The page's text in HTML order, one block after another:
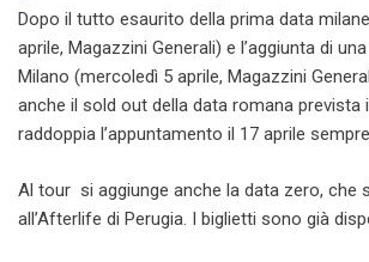
Dopo il tutto esaurito della prima data
aprile, Magazzini Generali) e l’aggiunta di
Milano (mercoledì 5 aprile, Magazzini
anche il sold out della data romana prevista
raddoppia l’appuntamento il 17 aprile
Al tour si aggiunge anche la data zero, che
all’Afterlife di Perugia. I biglietti sono già